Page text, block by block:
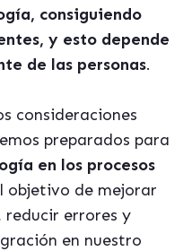
consiguiendo
y esto depende
de las personas.
consideraciones
preparados para
en los procesos
objetivo de mejorar
errores y
en nuestro